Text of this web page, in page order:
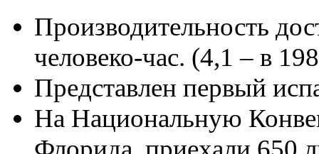
Производительность
человеко-час. (4,1 – в
Представлен первый
На Национальную